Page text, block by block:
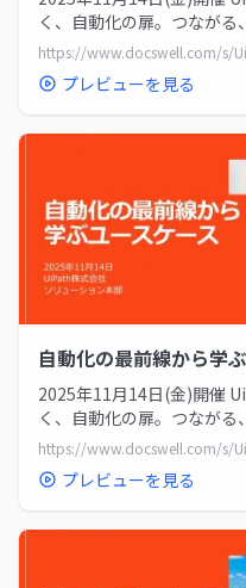
く、自動化の扉。つなが
プレビューを見る
自動化の最前線から学
2025年11月14日(金)開催
く、自動化の扉。つなが
プレビューを見る